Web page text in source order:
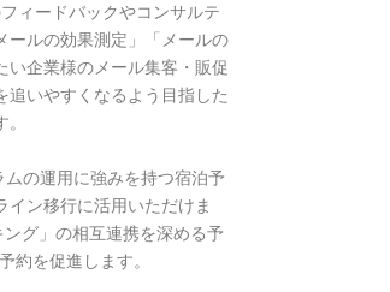
ィードバックやコンサルテ
ールの効果測定」「メールの
企業様のメール集客・販促
いやすくなるよう目指した
の運用に強みを持つ宿泊予
ン移行に活用いただけま
グ」の相互連携を深める予
を促進します。